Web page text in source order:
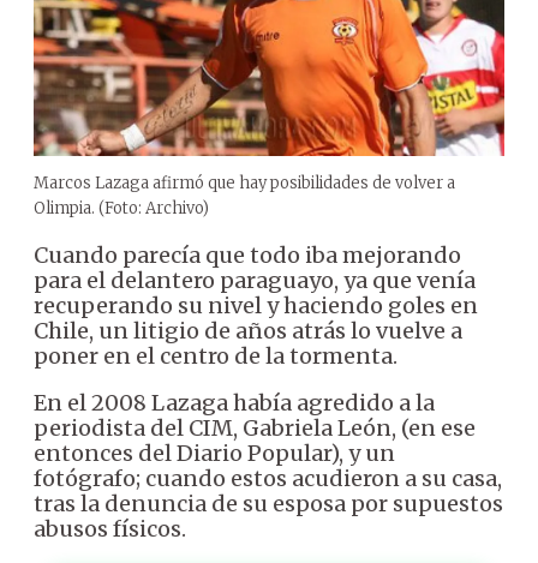
Marcos Lazaga afirmó que hay posibilidades de volver a
Olimpia. (Foto: Archivo)
Cuando parecía que todo iba mejorando
para el delantero paraguayo, ya que venía
recuperando su nivel y haciendo goles en
Chile, un litigio de años atrás lo vuelve a
poner en el centro de la tormenta.
En el 2008 Lazaga había agredido a la
periodista del CIM, Gabriela León, (en ese
entonces del Diario Popular), y un
fotógrafo; cuando estos acudieron a su casa,
tras la denuncia de su esposa por supuestos
abusos físicos.